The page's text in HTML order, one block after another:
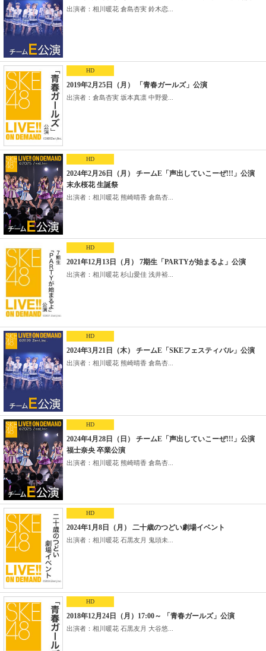
出演者：相川暖花 倉島杏実 鈴木恋...
HD
2019年2月25日（月） 「青春ガールズ」公演
出演者：倉島杏実 坂本真凛 中野愛...
HD
2024年2月26日（月） チームE「声出していこーぜ!!!」公演
末永桜花 生誕祭
出演者：相川暖花 熊崎晴香 倉島杏...
HD
2021年12月13日（月） 7期生「PARTYが始まるよ」公演
出演者：相川暖花 杉山愛佳 浅井裕...
HD
2024年3月21日（木） チームE「SKEフェスティバル」公演
出演者：相川暖花 熊崎晴香 倉島杏...
HD
2024年4月28日（日） チームE「声出していこーぜ!!!」公演
福士奈央 卒業公演
出演者：相川暖花 熊崎晴香 倉島杏...
HD
2024年1月8日（月） 二十歳のつどい劇場イベント
出演者：相川暖花 石黒友月 鬼頭未...
HD
2018年12月24日（月）17:00～ 「青春ガールズ」公演
出演者：相川暖花 石黒友月 大谷悠...